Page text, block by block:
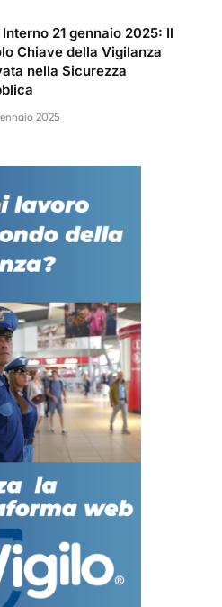
Interno 21 gennaio 2025: Il
Chiave della Vigilanza
nella Sicurezza
2025